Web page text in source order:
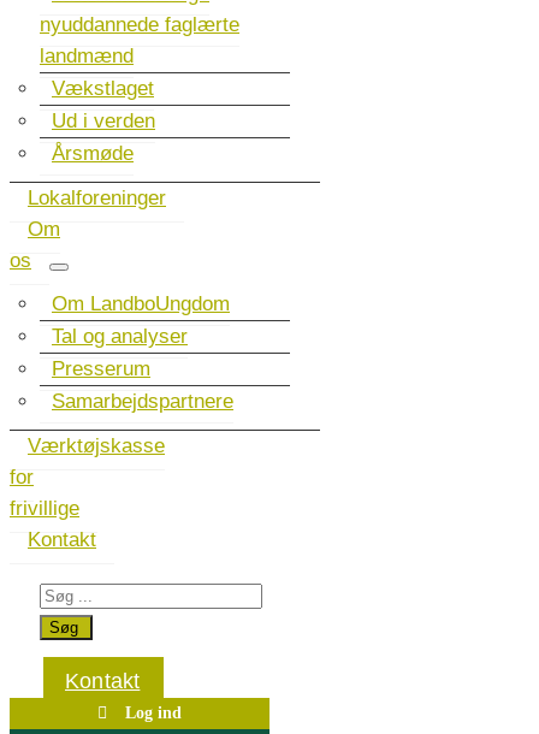
nyuddannede faglærte
landmænd
Vækstlaget
Ud i verden
Årsmøde
Lokalforeninger
Om
os
Om LandboUngdom
Tal og analyser
Presserum
Samarbejdspartnere
Værktøjskasse
for
frivillige
Kontakt
Kontakt
Log ind